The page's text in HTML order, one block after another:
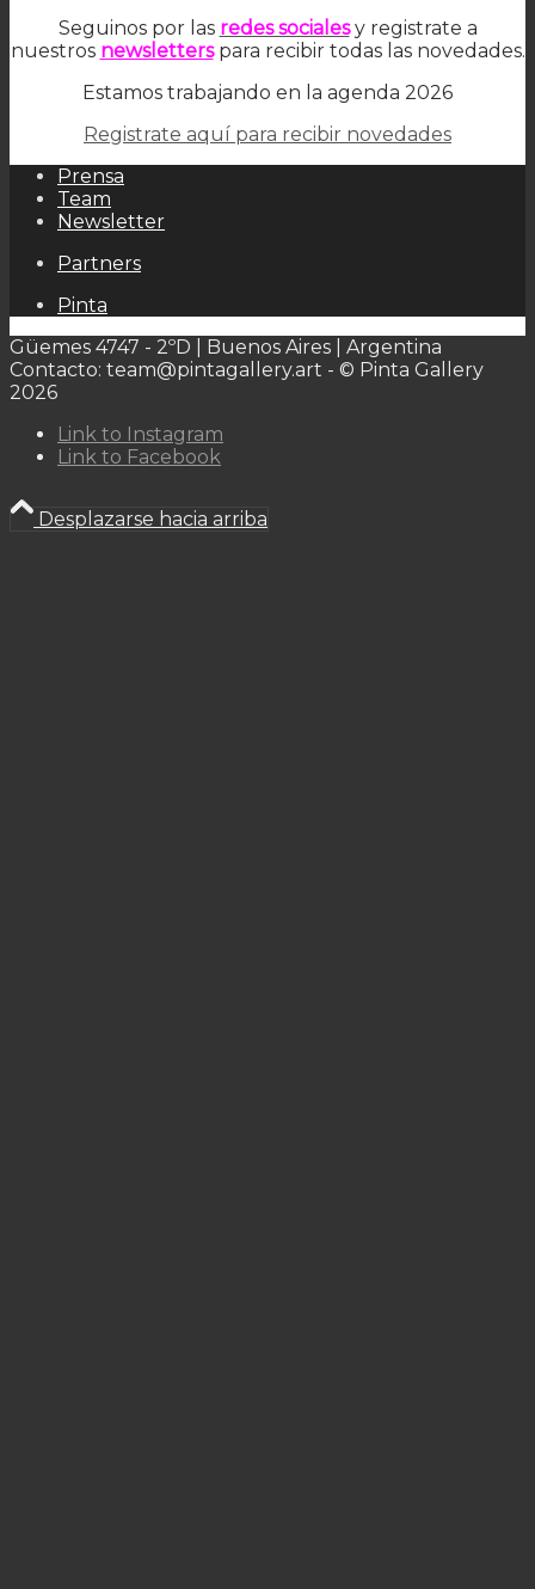
Seguinos por las redes socialesy registrate a
nuestros newsletterspara recibir todas las novedades.
Estamos trabajando en la agenda 2026
Registrate aquí para recibir novedades
Prensa
Team
Newsletter
Partners
Pinta
Güemes 4747 - 2ºD | Buenos Aires | Argentina
Contacto: team@pintagallery.art - © Pinta Gallery
2026
Link to Instagram
Link to Facebook
Desplazarse hacia arriba